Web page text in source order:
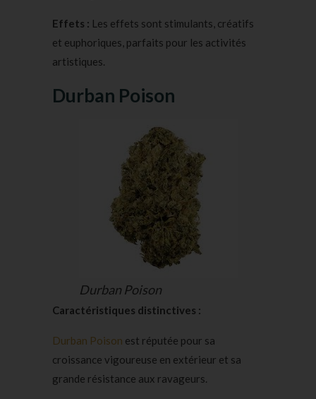
Effets : Les effets sont stimulants, créatifs
et euphoriques, parfaits pour les activités
artistiques.
Durban Poison
Durban Poison
Caractéristiques distinctives :
Durban Poison est réputée pour sa
croissance vigoureuse en extérieur et sa
grande résistance aux ravageurs.